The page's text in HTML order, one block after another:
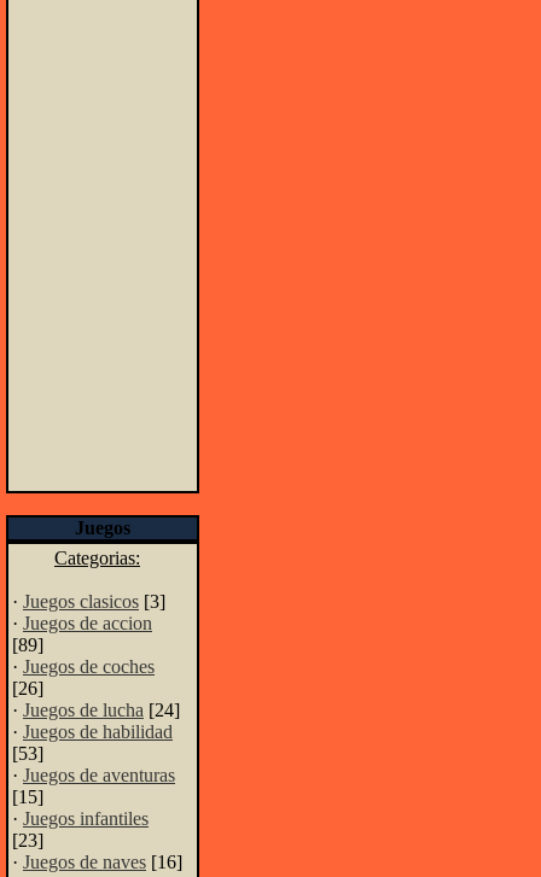
Juegos
Categorias:
· Juegos clasicos [3]
· Juegos de accion
[89]
· Juegos de coches
[26]
· Juegos de lucha [24]
· Juegos de habilidad
[53]
· Juegos de aventuras
[15]
· Juegos infantiles
[23]
· Juegos de naves [16]